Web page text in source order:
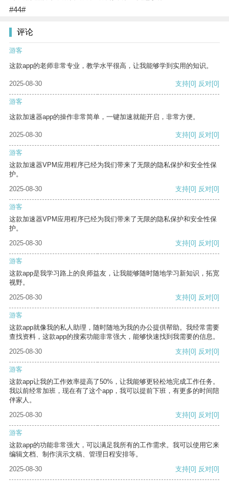
#44#
评论
游客
这款app的老师非常专业，教学水平很高，让我能够学到实用的知识。
2025-08-30 支持[0] 反对[0]
游客
这款加速器app的操作非常简单，一键加速就能开启，非常方便。
2025-08-30 支持[0] 反对[0]
游客
这款加速器VPM应用程序已经为我们带来了无限的隐私保护和安全性保
护。
2025-08-30
支持[0] 反对[0]
游客
这款加速器VPM应用程序已经为我们带来了无限的隐私保护和安全性保
护。
2025-08-30
支持[0] 反对[0]
游客
这款app是我学习路上的良师益友，让我能够随时随地学习新知识，拓宽
视野。
2025-08-30
支持[0] 反对[0]
游客
这款app就像我的私人助理，随时随地为我的办公提供帮助。我经常需要
查找资料，这款app的搜索功能非常强大，能够快速找到我需要的信息。
2025-08-30
支持[0] 反对[0]
游客
这款app让我的工作效率提高了50%，让我能够更轻松地完成工作任务。
我以前经常加班，现在有了这个app，我可以提前下班，有更多的时间陪
伴家人。
2025-08-30
支持[0] 反对[0]
游客
这款app的功能非常强大，可以满足我所有的工作需求。我可以使用它来
编辑文档、制作演示文稿、管理日程安排等。
2025-08-30
支持[0] 反对[0]